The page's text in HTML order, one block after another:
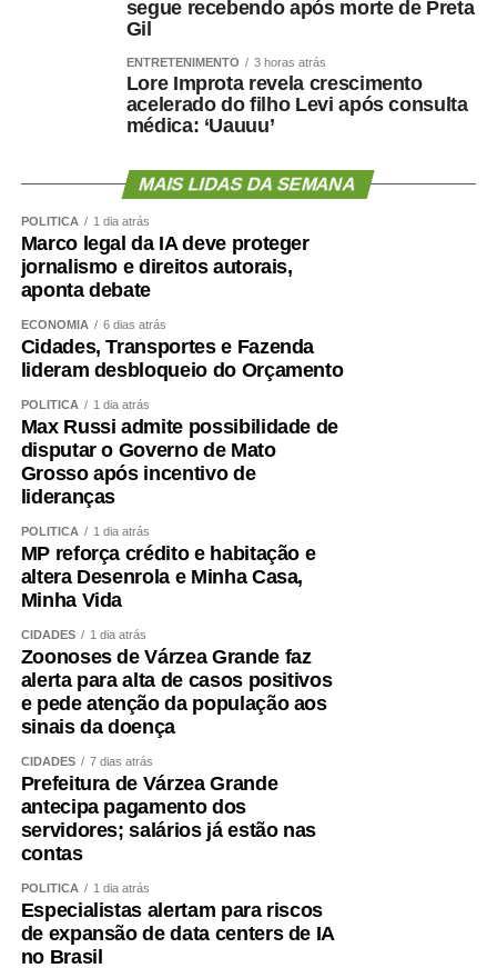
segue recebendo após morte de Preta
Gil
ENTRETENIMENTO 3 horas atrás
Lore Improta revela crescimento
acelerado do filho Levi após consulta
médica: ‘Uauuu’
MAIS LIDAS DA SEMANA
POLÍTICA 1 dia atrás
Marco legal da IA deve proteger
jornalismo e direitos autorais,
aponta debate
ECONOMIA 6 dias atrás
Cidades, Transportes e Fazenda
lideram desbloqueio do Orçamento
POLÍTICA 1 dia atrás
Max Russi admite possibilidade de
disputar o Governo de Mato
Grosso após incentivo de
lideranças
POLÍTICA 1 dia atrás
MP reforça crédito e habitação e
altera Desenrola e Minha Casa,
Minha Vida
CIDADES 1 dia atrás
Zoonoses de Várzea Grande faz
alerta para alta de casos positivos
e pede atenção da população aos
sinais da doença
CIDADES 7 dias atrás
Prefeitura de Várzea Grande
antecipa pagamento dos
servidores; salários já estão nas
contas
POLÍTICA 1 dia atrás
Especialistas alertam para riscos
de expansão de data centers de IA
no Brasil